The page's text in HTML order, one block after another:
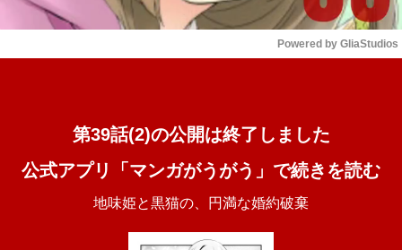
Powered by GliaStudios
第39話(2)の公開は終了しました
公式アプリ「マンガがうがう」で続きを読む
地味姫と黒猫の、円満な婚約破棄